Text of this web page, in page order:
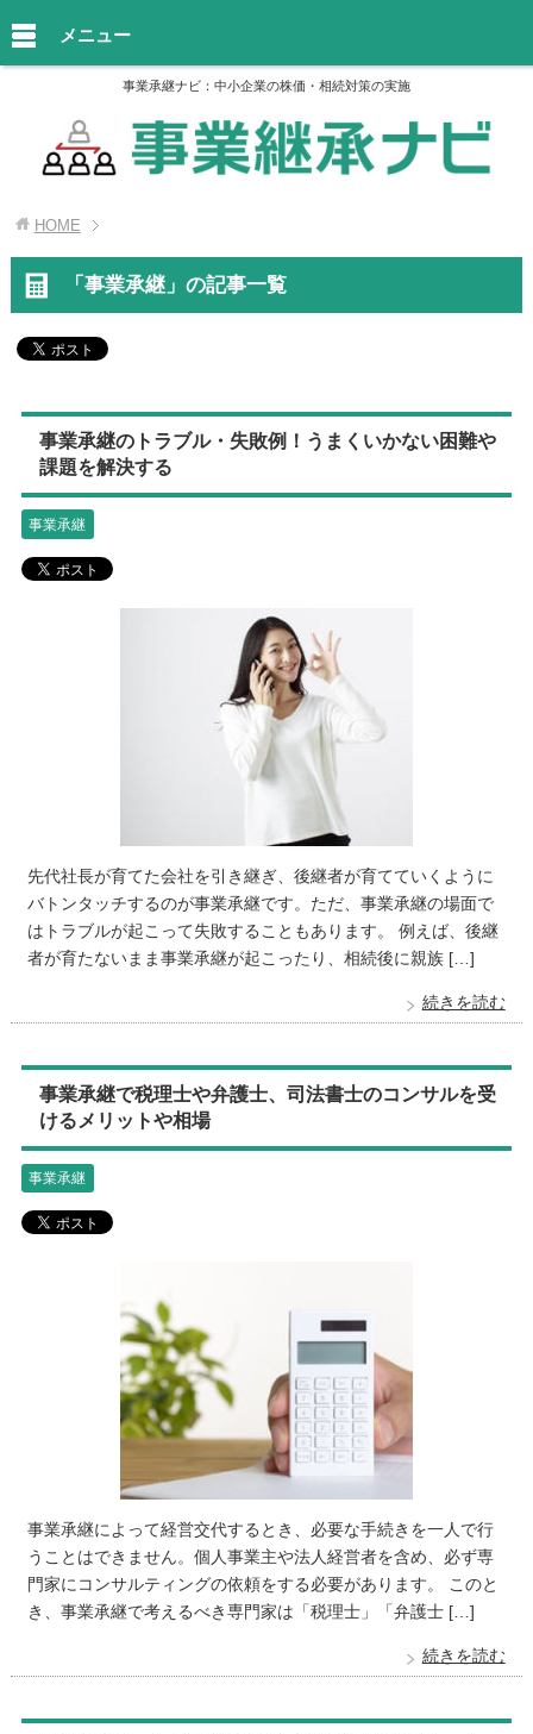
事業承継ナビ：中小企業の株価・相続対策の実施
メニュー
HOME
「事業承継」の記事一覧
事業承継のトラブル・失敗例！うまくいかない困難や
課題を解決する
事業承継
先代社長が育てた会社を引き継ぎ、後継者が育てていくように
バトンタッチするのが事業承継です。ただ、事業承継の場面で
はトラブルが起こって失敗することもあります。 例えば、後継
者が育たないまま事業承継が起こったり、相続後に親族 […]
続きを読む
事業承継で税理士や弁護士、司法書士のコンサルを受
けるメリットや相場
事業承継
事業承継によって経営交代するとき、必要な手続きを一人で行
うことはできません。個人事業主や法人経営者を含め、必ず専
門家にコンサルティングの依頼をする必要があります。 このと
き、事業承継で考えるべき専門家は「税理士」「弁護士 […]
続きを読む